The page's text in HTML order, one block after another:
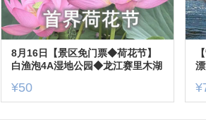
8月16日【景区免门票◆荷花节】
白渔泡4A湿地公园◆龙江赛里木湖
含票+车+餐】
¥50